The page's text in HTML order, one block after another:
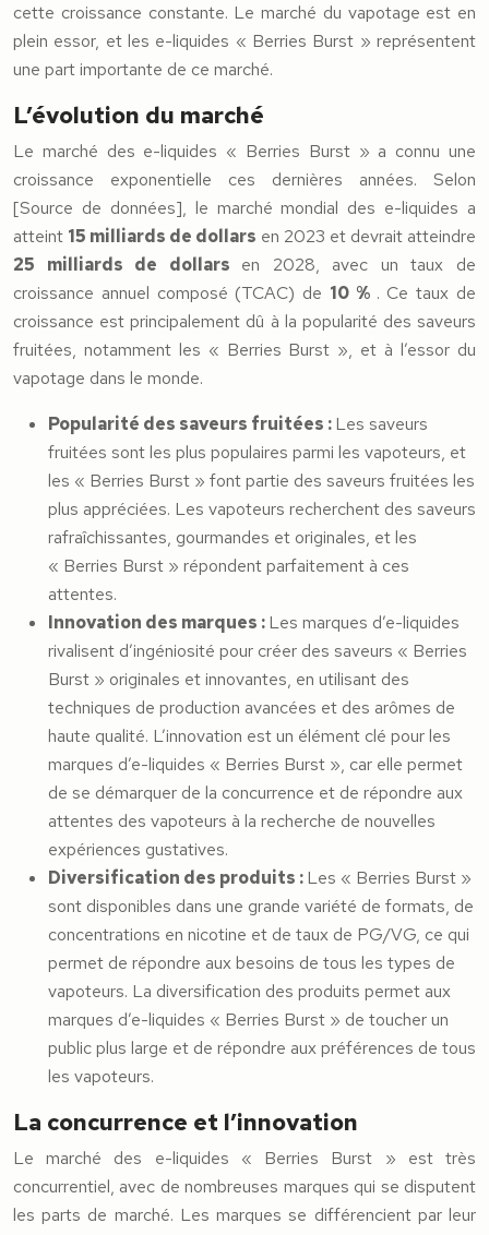
cette croissance constante. Le marché du vapotage est en
plein essor, et les e-liquides « Berries Burst » représentent
une part importante de ce marché.
L’évolution du marché
Le marché des e-liquides « Berries Burst » a connu une
croissance exponentielle ces dernières années. Selon
[Source de données], le marché mondial des e-liquides a
atteint 15 milliards de dollars en 2023 et devrait atteindre
25 milliards de dollars en 2028, avec un taux de
croissance annuel composé (TCAC) de 10 % . Ce taux de
croissance est principalement dû à la popularité des saveurs
fruitées, notamment les « Berries Burst », et à l’essor du
vapotage dans le monde.
Popularité des saveurs fruitées :Les saveurs
fruitées sont les plus populaires parmi les vapoteurs, et
les « Berries Burst » font partie des saveurs fruitées les
plus appréciées. Les vapoteurs recherchent des saveurs
rafraîchissantes, gourmandes et originales, et les
« Berries Burst » répondent parfaitement à ces
attentes.
Innovation des marques :Les marques d’e-liquides
rivalisent d’ingéniosité pour créer des saveurs « Berries
Burst » originales et innovantes, en utilisant des
techniques de production avancées et des arômes de
haute qualité. L’innovation est un élément clé pour les
marques d’e-liquides « Berries Burst », car elle permet
de se démarquer de la concurrence et de répondre aux
attentes des vapoteurs à la recherche de nouvelles
expériences gustatives.
Diversification des produits :Les « Berries Burst »
sont disponibles dans une grande variété de formats, de
concentrations en nicotine et de taux de PG/VG, ce qui
permet de répondre aux besoins de tous les types de
vapoteurs. La diversification des produits permet aux
marques d’e-liquides « Berries Burst » de toucher un
public plus large et de répondre aux préférences de tous
les vapoteurs.
La concurrence et l’innovation
Le marché des e-liquides « Berries Burst » est très
concurrentiel, avec de nombreuses marques qui se disputent
les parts de marché. Les marques se différencient par leur